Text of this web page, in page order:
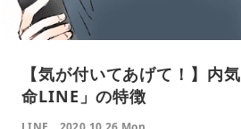
【気が付いてあげて！】内
命LINE」の特徴